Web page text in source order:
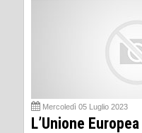
Mercoledì 05 Luglio 2023
L’Unione